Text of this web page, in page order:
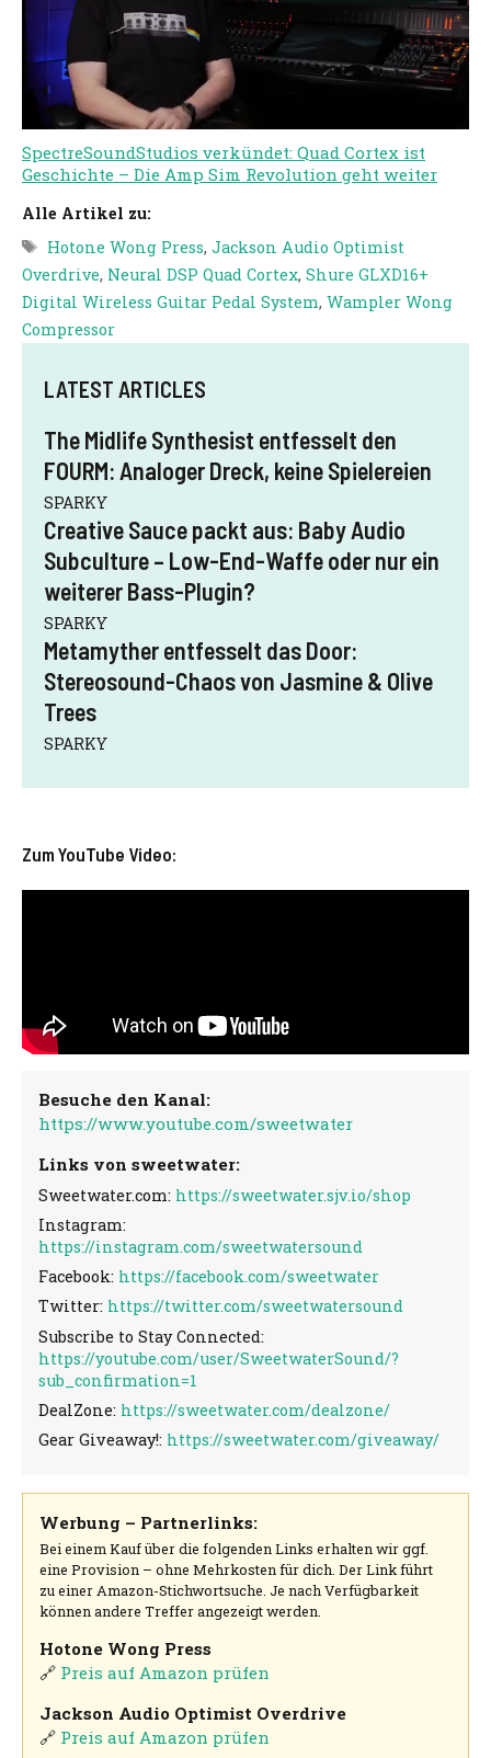
SpectreSoundStudios verkündet: Quad Cortex ist
Geschichte – Die Amp Sim Revolution geht weiter
Alle Artikel zu:
Schlagwörter
Hotone Wong Press,Jackson Audio Optimist
Overdrive, Neural DSP Quad Cortex, Shure GLXD16+
Digital Wireless Guitar Pedal System, Wampler Wong
Compressor
LATEST ARTICLES
The Midlife Synthesist entfesselt den
FOURM: Analoger Dreck, keine Spielereien
SPARKY
Creative Sauce packt aus: Baby Audio
Subculture – Low-End-Waffe oder nur ein
weiterer Bass-Plugin?
SPARKY
Metamyther entfesselt das Door:
Stereosound-Chaos von Jasmine & Olive
Trees
SPARKY
Zum YouTube Video:
Besuche den Kanal:
https://www.youtube.com/sweetwater
Links von sweetwater:
Sweetwater.com: https://sweetwater.sjv.io/shop
Instagram:
https://instagram.com/sweetwatersound
Facebook: https://facebook.com/sweetwater
Twitter: https://twitter.com/sweetwatersound
Subscribe to Stay Connected:
https://youtube.com/user/SweetwaterSound/?
sub_confirmation=1
DealZone: https://sweetwater.com/dealzone/
Gear Giveaway!: https://sweetwater.com/giveaway/
Werbung – Partnerlinks:
Bei einem Kauf über die folgenden Links erhalten wir ggf.
eine Provision – ohne Mehrkosten für dich. Der Link führt
zu einer Amazon-Stichwortsuche. Je nach Verfügbarkeit
können andere Treffer angezeigt werden.
Hotone Wong Press
🔗 Preis auf Amazon prüfen
Jackson Audio Optimist Overdrive
🔗 Preis auf Amazon prüfen